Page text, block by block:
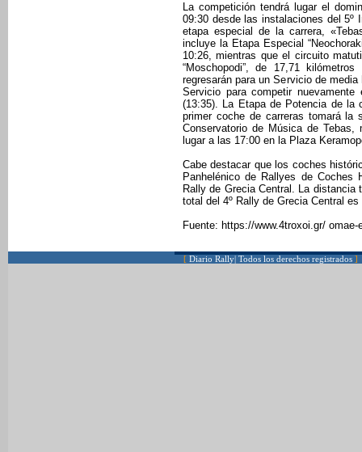
La competición tendrá lugar el
09:30 desde las instalaciones del 5º
etapa especial de la carrera,
incluye la Etapa Especial
10:26, mientras que el circuito
“Moschopodi”, de 17,71
regresarán para un Servicio de
Servicio para competir nuevamente
(13:35). La Etapa de Potencia de la
primer coche de carreras tomará
Conservatorio de Música de
lugar a las 17:00 en la Plaza
Cabe destacar que los coches
Panhelénico de Rallyes de
Rally de Grecia Central. La
total del 4º Rally de Grecia Central
Fuente: https://www.4troxoi.gr/ omae-
[ Diario Rally| Todos los derechos registrados ]